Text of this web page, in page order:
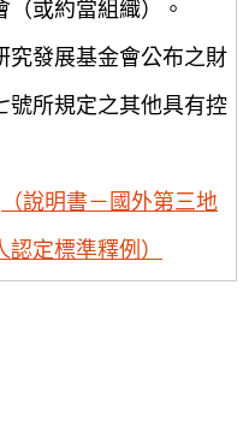
或約當組織）。
究發展基金會公布之財
號所規定之其他具有控
（說明書－國外第三地
定標準釋例）